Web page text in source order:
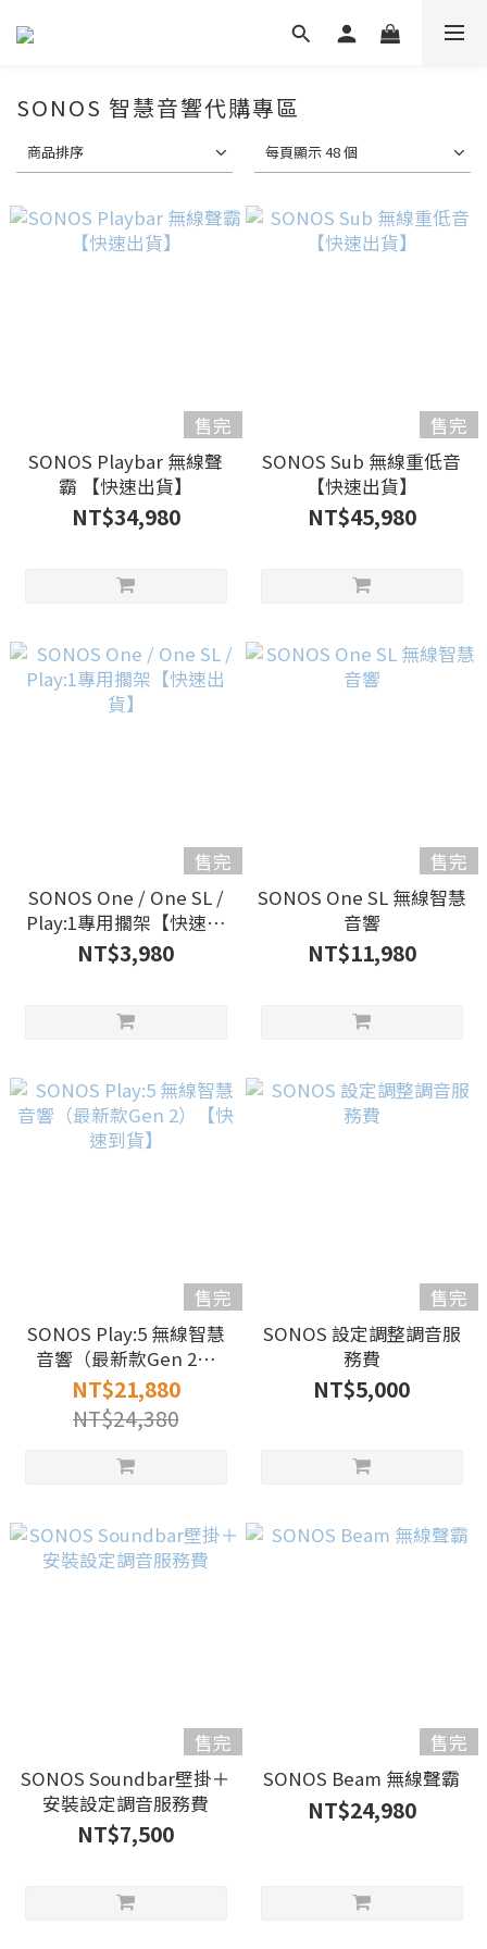
SONOS 智慧音響代購專區
商品排序 每頁顯示 48 個
售完
SONOS Playbar 無線聲
霸 【快速出貨】
NT$34,980
售完
SONOS Sub 無線重低音
【快速出貨】
NT$45,980
售完
SONOS One / One SL /
Play:1專用擱架【快速出
貨】
NT$3,980
售完
SONOS One SL 無線智慧
音響
NT$11,980
售完
SONOS Play:5 無線智慧
音響（最新款Gen 2）
【快速到貨】
NT$21,880
NT$24,380
售完
SONOS 設定調整調音服
務費
NT$5,000
售完
SONOS Soundbar壁掛＋
安裝設定調音服務費
NT$7,500
售完
SONOS Beam 無線聲霸
NT$24,980